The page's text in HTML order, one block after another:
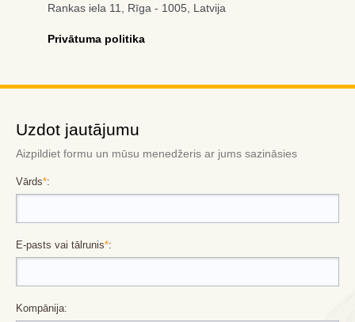
Rankas iela 11, Rīga - 1005, Latvija
Privātuma politika
Uzdot jautājumu
Aizpildiet formu un mūsu menedžeris ar jums sazināsies
Vārds*:
E-pasts vai tālrunis*:
Kompānija: